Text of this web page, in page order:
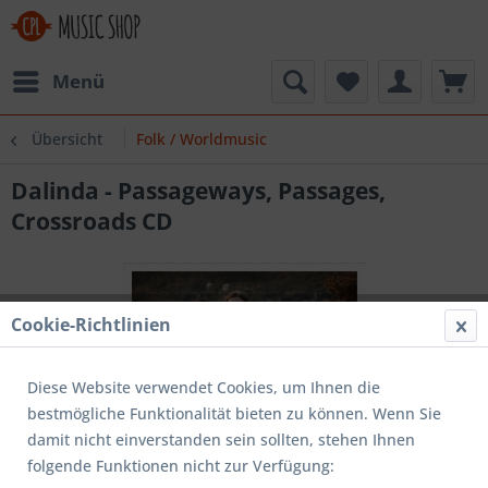
Menü
Übersicht Folk / Worldmusic
Dalinda - Passageways, Passages,
Crossroads CD
Cookie-Richtlinien
Diese Website verwendet Cookies, um Ihnen die
bestmögliche Funktionalität bieten zu können. Wenn Sie
damit nicht einverstanden sein sollten, stehen Ihnen
folgende Funktionen nicht zur Verfügung: